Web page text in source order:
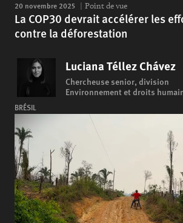
20 novembre 2025 Point de vue
La COP30 devrait accélérer les
contre la déforestation
Luciana Téllez Chávez
Chercheuse senior, division
Environnement et droits
BRÉSIL